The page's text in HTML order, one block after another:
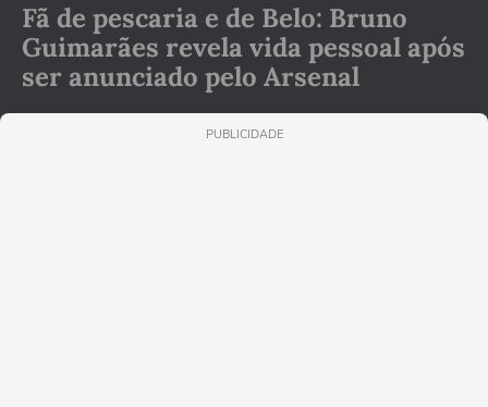
Fã de pescaria e de Belo: Bruno
Guimarães revela vida pessoal após
ser anunciado pelo Arsenal
PUBLICIDADE